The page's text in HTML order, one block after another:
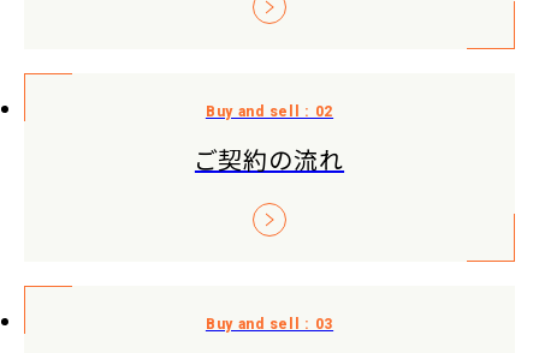
ご契約の流れ